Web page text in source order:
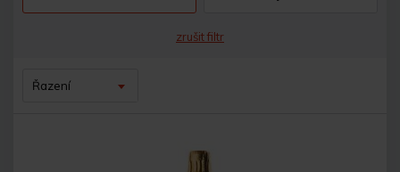
zrušit filtr
Řazení